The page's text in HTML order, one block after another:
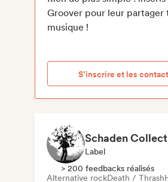
Groover pour leur partager
musique !
S’inscrire et les
Schaden
Label
> 200 feedbacks réalisés
Alternative rockDeath / Thrash